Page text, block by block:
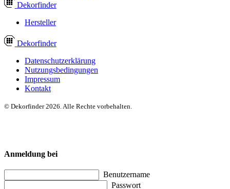
Dekorfinder
Hersteller
Dekorfinder
Datenschutzerklärung
Nutzungsbedingungen
Impressum
Kontakt
© Dekorfinder 2026. Alle Rechte vorbehalten.
Anmeldung bei
Benutzername
Passwort